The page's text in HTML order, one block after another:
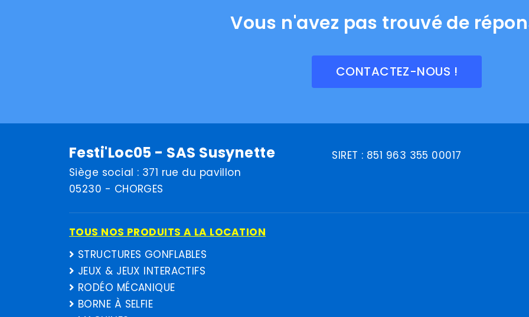
Vous n'avez pas trouvé de
CONTACTEZ-NOUS !
Festi'Loc05 - SAS Susynette
Siège social : 371 rue du pavillon
05230 - CHORGES
SIRET : 851 963 355 00017
TOUS NOS PRODUITS A LA LOCATION
STRUCTURES GONFLABLES
JEUX & JEUX INTERACTIFS
RODÉO MÉCANIQUE
BORNE À SELFIE